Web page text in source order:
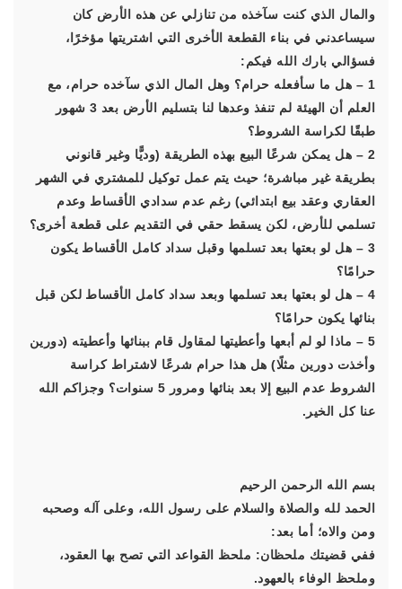
والمال الذي كنت سآخذه من تنازلي عن هذه الأرض كان
سيساعدني في بناء القطعة الأخرى التي اشتريتها مؤخرًا،
فسؤالي بارك الله فيكم:
1 – هل ما سأفعله حرام؟ وهل المال الذي سآخده حرام، مع
العلم أن الهيئة لم تنفذ وعدها لنا بتسليم الأرض بعد 3 شهور
طبقًا لكراسة الشروط؟
2 – هل يمكن شرعًا البيع بهذه الطريقة (وديًّا وغير قانوني
بطريقة غير مباشرة؛ حيث يتم عمل توكيل للمشتري في الشهر
العقاري وعقد بيع ابتدائي) رغم عدم سدادي الأقساط وعدم
تسلمي للأرض، لكن يسقط حقي في التقديم على قطعة أخرى؟
3 – هل لو بعتها بعد تسلمها وقبل سداد كامل الأقساط يكون
حرامًا؟
4 – هل لو بعتها بعد تسلمها وبعد سداد كامل الأقساط لكن قبل
بنائها يكون حرامًا؟
5 – ماذا لو لم أبعها وأعطيتها لمقاول قام ببنائها وأعطيته (دورين
وأخذت دورين مثلًا) هل هذا حرام شرعًا لاشتراط كراسة
الشروط عدم البيع إلا بعد بنائها ومرور 5 سنوات؟ وجزاكم الله
عنا كل الخير.
بسم الله الرحمن الرحيم
الحمد لله والصلاة والسلام على رسول الله، وعلى آله وصحبه
ومن والاه؛ أما بعد:
ففي قضيتك ملحظان: ملحظ القواعد التي تصح بها العقود،
وملحظ الوفاء بالعهود.